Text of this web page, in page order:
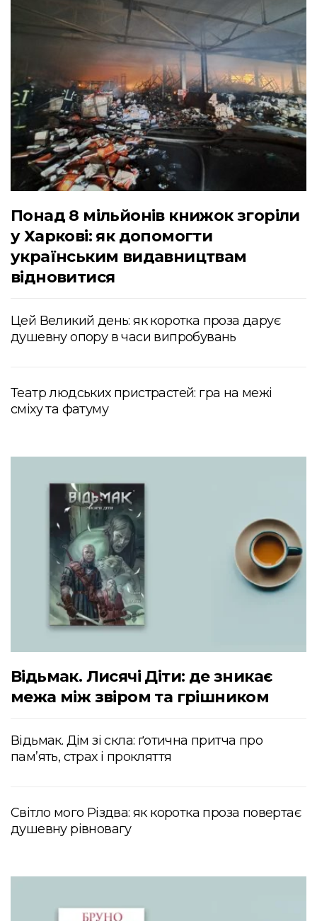
Понад 8 мільйонів книжок згоріли
у Харкові: як допомогти
українським видавництвам
відновитися
Цей Великий день: як коротка проза дарує
душевну опору в часи випробувань
Театр людських пристрастей: гра на межі
сміху та фатуму
Відьмак. Лисячі Діти: де зникає
межа між звіром та грішником
Відьмак. Дім зі скла: ґотична притча про
пам’ять, страх і прокляття
Світло мого Різдва: як коротка проза повертає
душевну рівновагу